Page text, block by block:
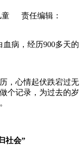
童
责任编辑：
病，经历900多天的
，心情起伏跌宕过无
个记录，为过去的岁
社会”